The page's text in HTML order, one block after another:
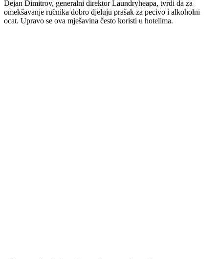
Dejan Dimitrov, generalni direktor Laundryheapa, tvrdi da za
omekšavanje ručnika dobro djeluju prašak za pecivo i alkoholni
ocat. Upravo se ova mješavina često koristi u hotelima.